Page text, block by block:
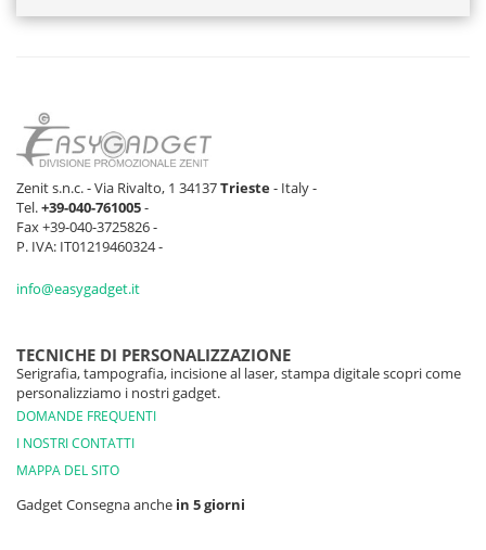
LIME/WHITE
VERDE
397 pz
BIANCO/BLU
NAVY
MELANGE/BLU
Zenit s.n.c. - Via Rivalto, 1 34137Trieste- Italy -
Tel.+39-040-761005-
Fax +39-040-3725826 -
P. IVA: IT01219460324 -
info@easygadget.it
TECNICHE DI PERSONALIZZAZIONE
Serigrafia, tampografia, incisione al laser, stampa digitale scopri come
personalizziamo i nostri gadget.
DOMANDE FREQUENTI
I NOSTRI CONTATTI
MAPPA DEL SITO
Gadget Consegna anche in 5 giorni